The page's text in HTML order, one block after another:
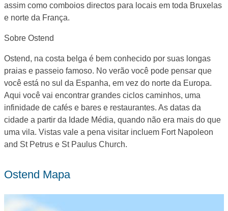
assim como comboios directos para locais em toda Bruxelas
e norte da França.
Sobre Ostend
Ostend, na costa belga é bem conhecido por suas longas
praias e passeio famoso. No verão você pode pensar que
você está no sul da Espanha, em vez do norte da Europa.
Aqui você vai encontrar grandes ciclos caminhos, uma
infinidade de cafés e bares e restaurantes. As datas da
cidade a partir da Idade Média, quando não era mais do que
uma vila. Vistas vale a pena visitar incluem Fort Napoleon
and St Petrus e St Paulus Church.
Ostend Mapa